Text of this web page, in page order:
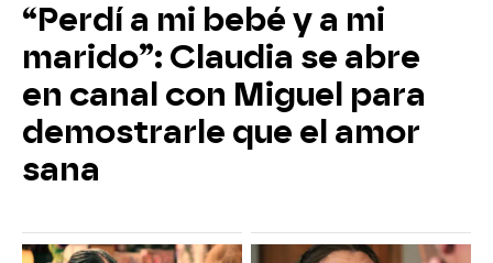
“Perdí a mi bebé y a mi
marido”: Claudia se abre
en canal con Miguel para
demostrarle que el amor
sana